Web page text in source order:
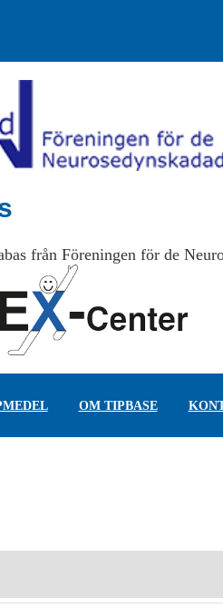
från Föreningen för de
OM TIPBASE